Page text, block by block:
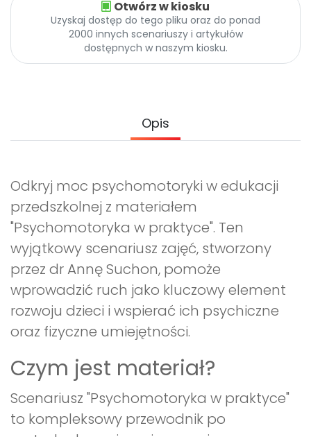
Pomoc
Otwórz w kiosku
Uzyskaj dostęp do tego pliku oraz do ponad
2000 innych scenariuszy i artykułów
dostępnych w naszym kiosku.
Opis
Odkryj moc psychomotoryki w edukacji
przedszkolnej z materiałem
"Psychomotoryka w praktyce". Ten
wyjątkowy scenariusz zajęć, stworzony
przez dr Annę Suchon, pomoże
wprowadzić ruch jako kluczowy element
rozwoju dzieci i wspierać ich psychiczne
oraz fizyczne umiejętności.
Czym jest materiał?
Scenariusz "Psychomotoryka w praktyce"
to kompleksowy przewodnik po